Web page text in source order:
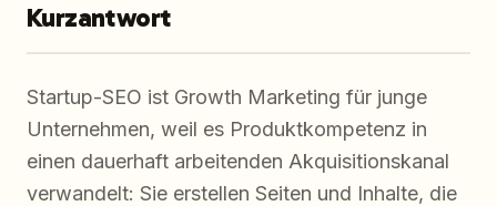
Kurzantwort
Startup-SEO ist Growth Marketing für junge
Unternehmen, weil es Produktkompetenz in
einen dauerhaft arbeitenden Akquisitionskanal
verwandelt: Sie erstellen Seiten und Inhalte, die